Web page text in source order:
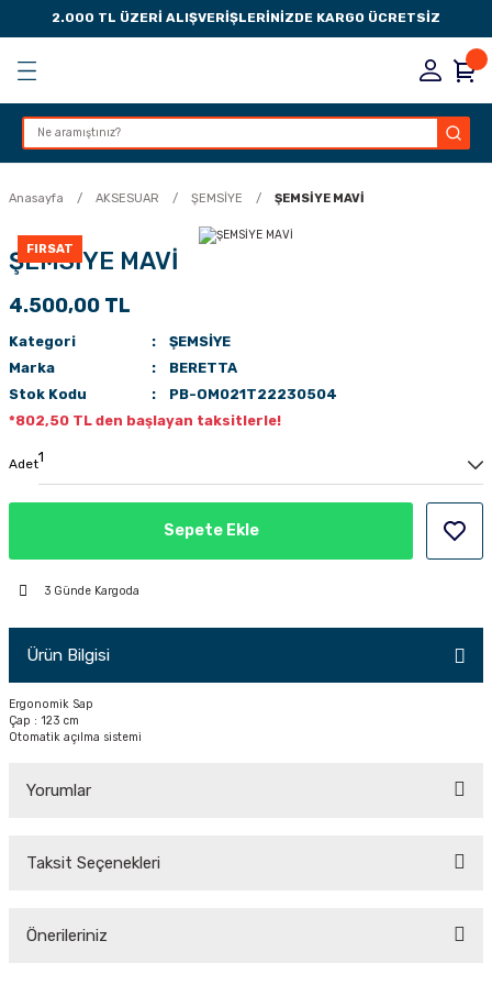
2.000 TL ÜZERİ ALIŞVERİŞLERİNİZDE KARGO ÜCRETSİZ
Geri Dön
Geri Dön
Geri Dön
Geri Dön
MANDALI
Anasayfa AKSESUAR ŞEMSİYE ŞEMSİYE MAVİ
FIRSAT
ŞEMSİYE MAVİ
4.500,00 TL
Kategori
ŞEMSİYE
Marka
BERETTA
Stok Kodu
PB-OM021T22230504
*802,50 TL den başlayan taksitlerle!
Adet
Sepete Ekle
3 Günde Kargoda
Ürün Bilgisi
Ergonomik Sap
Çap : 123 cm
Otomatik açılma sistemi
Yorumlar
Taksit Seçenekleri
Önerileriniz